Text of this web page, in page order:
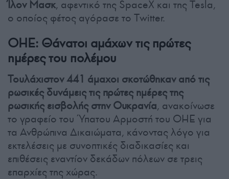
Ίλον Μασκ, αφεντικό της SpaceX και της Tesla,
ο οποίος φέτος αγόρασε το Twitter.
ΟΗΕ: Θάνατοι αμάχων τις πρώτες
ημέρες του πολέμου
Τουλάχιστον 441 άμαχοι σκοτώθηκαν από τις
ρωσικές δυνάμεις τις πρώτες ημέρες της
ρωσικής εισβολής στην Ουκρανία, ανακοίνωσε
το γραφείο του Ύπατου Αρμοστή του ΟΗΕ για
τα Ανθρώπινα Δικαιώματα, κάνοντας λόγο για
εκτελέσεις με συνοπτικές διαδικασίες και
επιθέσεις εναντίον δεκάδων πόλεων σε τρεις
επαρχίες της χώρας.